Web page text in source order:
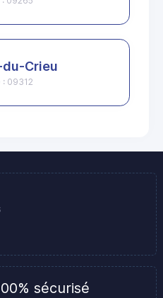
du-Crieu
: 09312
sécurisé